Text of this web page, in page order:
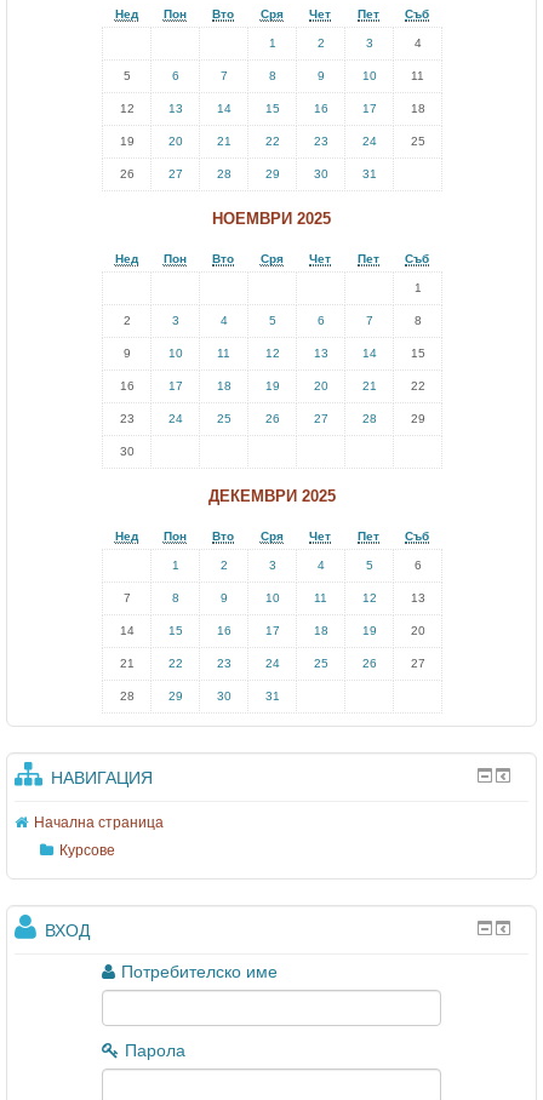
Нед Пон Вто Сря Чет Пет Съб
1 2 3 4
5 6 7 8 9 10 11
12 13 14 15 16 17 18
19 20 21 22 23 24 25
26 27 28 29 30 31
НОЕМВРИ 2025
Нед Пон Вто Сря Чет Пет Съб
1
2 3 4 5 6 7 8
9 10 11 12 13 14 15
16 17 18 19 20 21 22
23 24 25 26 27 28 29
30
ДЕКЕМВРИ 2025
Нед Пон Вто Сря Чет Пет Съб
1 2 3 4 5 6
7 8 9 10 11 12 13
14 15 16 17 18 19 20
21 22 23 24 25 26 27
28 29 30 31
НАВИГАЦИЯ
Начална страница
Курсове
ВХОД
Потребителско име
Парола